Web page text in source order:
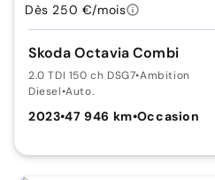
Skoda Octavia Combi
2.0 TDI 150 ch DSG7•Ambition
Diesel•Auto.
2023•47 946 km•Occasion
Dès 250 €/mois